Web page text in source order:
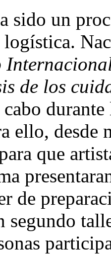
sido un
de los
ello, desde
que
de
segundo